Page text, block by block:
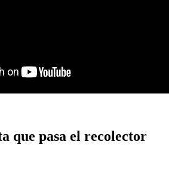
que pasa el recolector